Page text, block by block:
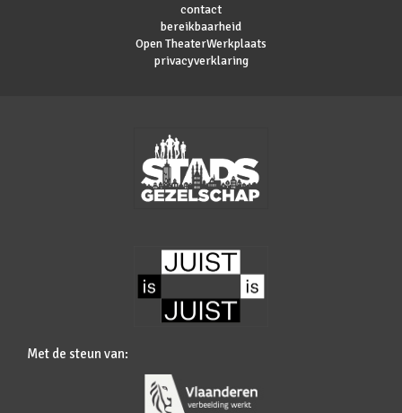
contact
bereikbaarheid
Open TheaterWerkplaats
privacyverklaring
Met de steun van: